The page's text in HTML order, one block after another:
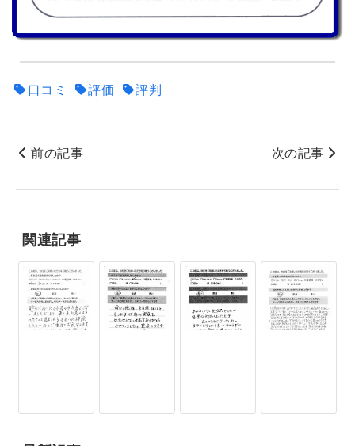
口コミ 評価 評判
前の記事 次の記事
関連記事